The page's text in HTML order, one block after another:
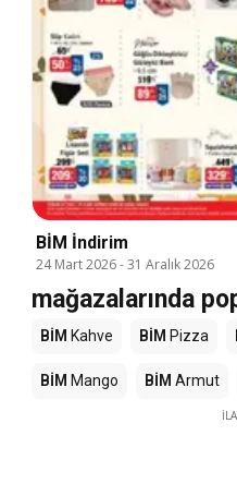
BİM İndirim
24 Mart 2026-31 Aralık 2026
mağazalarında
BİM Kahve BİM Pizza
BİM Mango BİM Armut